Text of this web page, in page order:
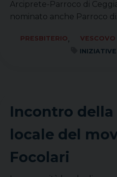
Arciprete-Parroco di
nominato anche Parroco
PRESBITERIO,
VESCOVO
Incontro
locale del
Focolari